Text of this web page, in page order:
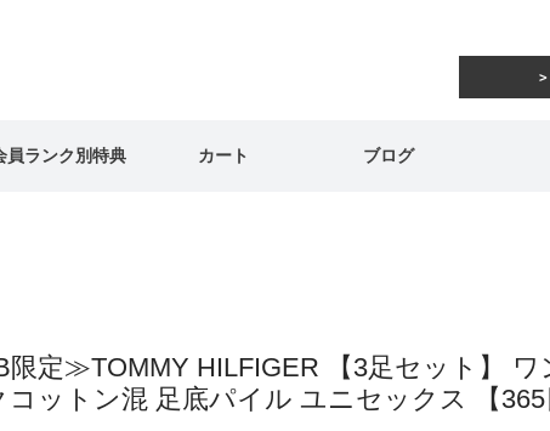
員ランク別特典 カート ブログ
定≫TOMMY HILFIGER 【3足セット】
コットン混 足底パイル ユニセックス 【